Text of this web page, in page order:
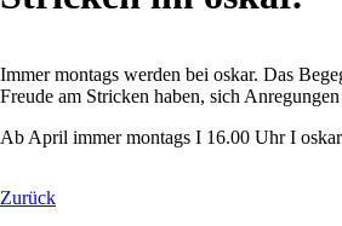
Immer montags werden bei oskar. Das
Freude am Stricken haben, sich
Ab April immer montags I 16.00 Uhr I
Zurück